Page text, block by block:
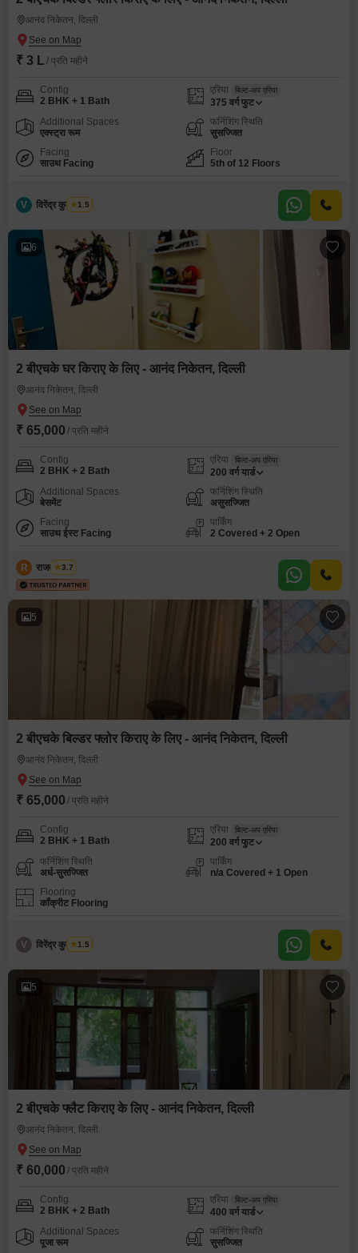
आनंद निकेतन, दिल्ली
₹ 3 L / प्रति महीने
Config
2 BHK + 1 Bath
एरिया बिल्ट-अप एरिया
375 वर्ग फुट
Additional Spaces
एक्स्ट्रा रूम
फर्निशिंग स्थिति
सुसज्जित
Facing
साउथ Facing
Floor
5th of 12 Floors
V विरेंद्र कुमार शर्मा
1.5
6
2 बीएचके घर किराए के लिए - आनंद निकेतन, दिल्ली
आनंद निकेतन, दिल्ली
₹ 65,000 / प्रति महीने
Config
2 BHK + 2 Bath
एरिया बिल्ट-अप एरिया
200 वर्ग यार्ड
Additional Spaces
बेसमेंट
फर्निशिंग स्थिति
असुसज्जित
Facing
साउथ ईस्ट Facing
पार्किंग
2 Covered + 2 Open
R राजवीर सिंघ
3.7
5
2 बीएचके बिल्डर फ्लोर किराए के लिए - आनंद निकेतन, दिल्ली
आनंद निकेतन, दिल्ली
₹ 65,000 / प्रति महीने
Config
2 BHK + 1 Bath
एरिया बिल्ट-अप एरिया
200 वर्ग फुट
फर्निशिंग स्थिति
अर्ध-सुसज्जित
पार्किंग
n/a Covered + 1 Open
Flooring
कॉंक्रीट Flooring
V विरेंद्र कुमार शर्मा
1.5
5
2 बीएचके फ्लैट किराए के लिए - आनंद निकेतन, दिल्ली
आनंद निकेतन, दिल्ली
₹ 60,000 / प्रति महीने
Config
2 BHK + 2 Bath
एरिया बिल्ट-अप एरिया
400 वर्ग यार्ड
Additional Spaces
पूजा रूम
फर्निशिंग स्थिति
सुसज्जित